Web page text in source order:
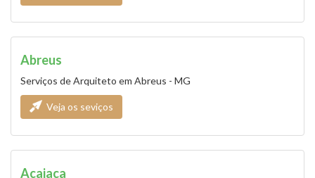
Abreus
Serviços de Arquiteto em Abreus - MG
Veja os seviços
Acaiaca